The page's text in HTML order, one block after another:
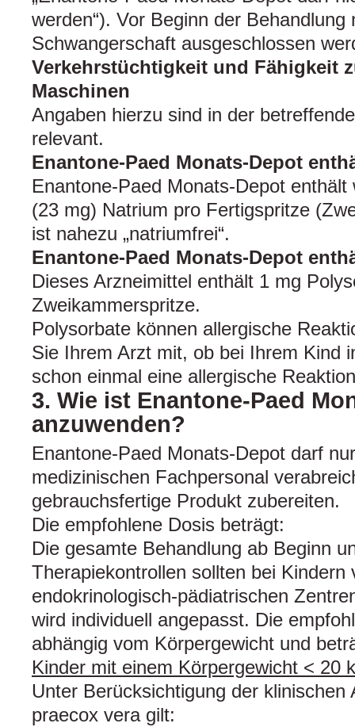
werden“). Vor Beginn der Behandlung
Schwangerschaft ausgeschlossen
Verkehrstüchtigkeit und Fähigkeit
Maschinen
Angaben hierzu sind in der
relevant.
Enantone-Paed Monats-Depot
Enantone-Paed Monats-Depot
(23 mg) Natrium pro Fertigspritze
ist nahezu „natriumfrei“.
Enantone-Paed Monats-Depot
Dieses Arzneimittel enthält 1 mg
Zweikammerspritze.
Polysorbate können allergische
Sie Ihrem Arzt mit, ob bei Ihrem Kind
schon einmal eine allergische
3. Wie ist Enantone-Paed
anzuwenden?
Enantone-Paed Monats-Depot darf
medizinischen Fachpersonal
gebrauchsfertige Produkt zubereiten.
Die empfohlene Dosis beträgt:
Die gesamte Behandlung ab Beginn
Therapiekontrollen sollten bei Kindern
endokrinologisch-pädiatrischen
wird individuell angepasst. Die
abhängig vom Körpergewicht und
Kinder mit einem Körpergewicht < 20
Unter Berücksichtigung der klinischen
praecox vera gilt: